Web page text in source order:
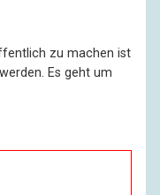
zu machen ist
Es geht um